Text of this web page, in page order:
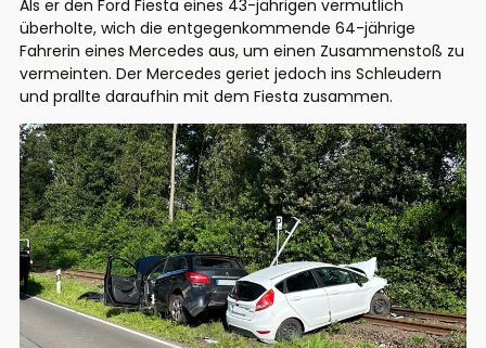
Als er den Ford Fiesta eines 43-jährigen vermutlich
überholte, wich die entgegenkommende 64-jährige
Fahrerin eines Mercedes aus, um einen Zusammenstoß zu
vermeinten. Der Mercedes geriet jedoch ins Schleudern
und prallte daraufhin mit dem Fiesta zusammen.